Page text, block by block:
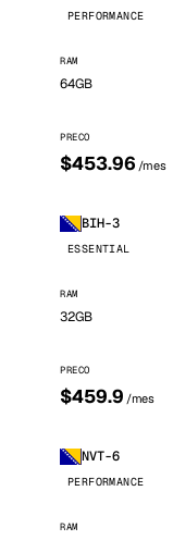
PERFORMANCE
RAM
64GB
PRECO
$453.96 /mes
BIH-3
ESSENTIAL
RAM
32GB
PRECO
$459.9 /mes
NVT-6
PERFORMANCE
RAM